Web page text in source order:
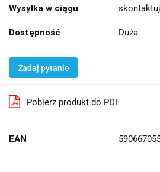
Wysyłka w ciągu
Dostępność Duża
Zadaj pytanie
Pobierz produkt do PDF
EAN